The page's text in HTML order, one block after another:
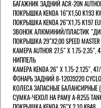
БАГАЖНИК ЗАДНИЙ ACR-20N
ПОКРЫШКА KENDA 16"Х1,50 K193
ПОКРЫШКА KENDA 26"Х1,75 K197
ЗВОНОК АЛЮМИНИЙ/ПЛАСТИК
ПОКРЫШКА 29"Х2,00 SPEED
КАМЕРА AUTHOR 27,5" Х 1.75-2.35",
НИППЕЛЬ
КАМЕРА KENDA 26" Х 1.75-2.125",
ФОНАРЬ ЗАДНИЙ 8-12039220
КОЛЕСА ЗАПАСНЫЕ БАЛАНСИРНЫЕ
CУМКА-ЧЕХОЛ НА РАМУ A-R255 TANK